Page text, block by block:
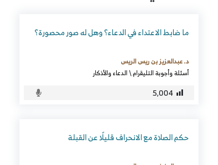
ما ضابط الاعتداء في الدعاء؟ وهل له صور محصورة؟
د. عبدالعزيز بن ريس الريس
أسئلة وأجوبة التليقرام\الدعاء والأذكار
5٬004
حكم الصلاة مع الانحراف قليلًا عن القبلة